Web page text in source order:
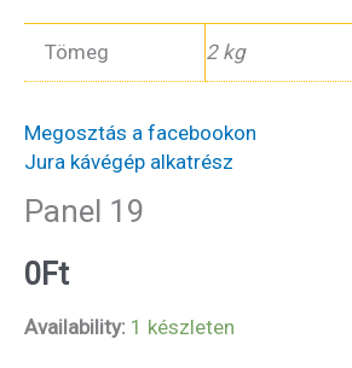
Tömeg 2 kg
Megosztás a facebookon
Jura kávégép alkatrész
Panel 19
0Ft
Availability: 1 készleten